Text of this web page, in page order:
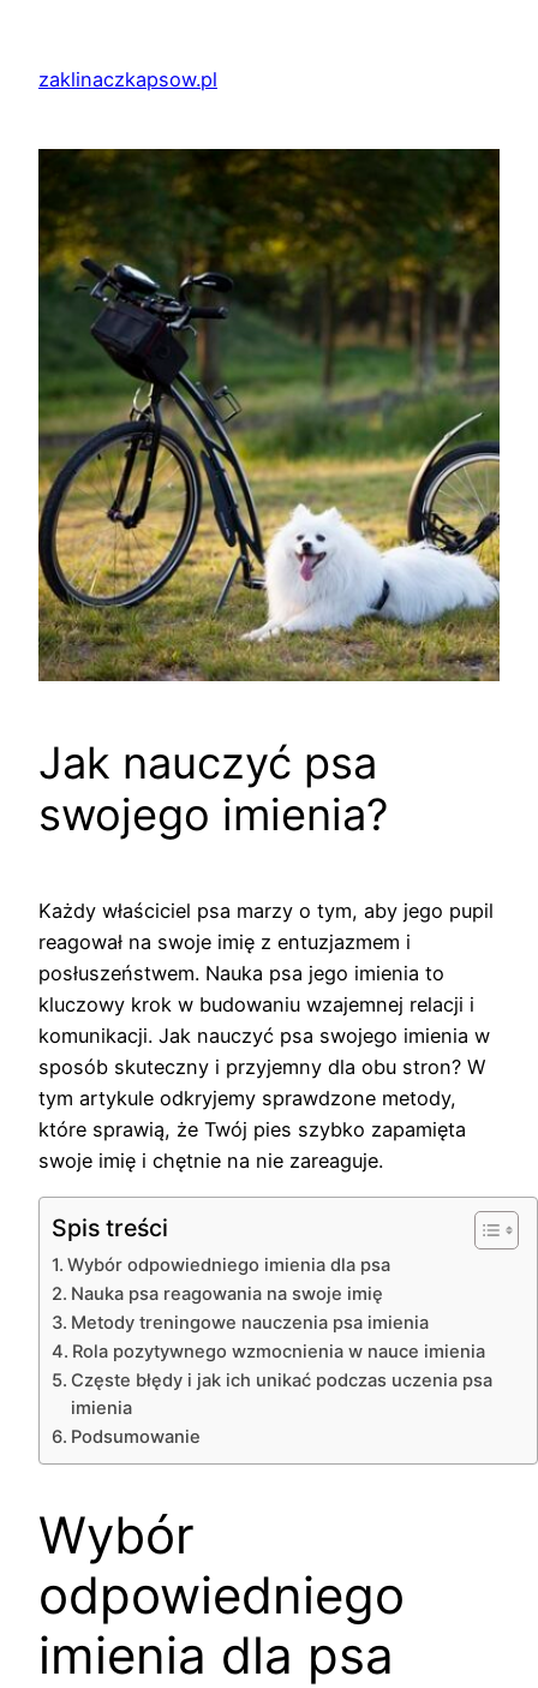
treścizaklinaczkapsow.pl
Jak nauczyć psa
swojego imienia?
Każdy właściciel psa marzy o tym, aby jego pupil
reagował na swoje imię z entuzjazmem i
posłuszeństwem. Nauka psa jego imienia to
kluczowy krok w budowaniu wzajemnej relacji i
komunikacji. Jak nauczyć psa swojego imienia w
sposób skuteczny i przyjemny dla obu stron? W
tym artykule odkryjemy sprawdzone metody,
które sprawią, że Twój pies szybko zapamięta
swoje imię i chętnie na nie zareaguje.
Spis treści
Wybór odpowiedniego imienia dla psa
Nauka psa reagowania na swoje imię
Metody treningowe nauczenia psa imienia
Rola pozytywnego wzmocnienia w nauce imienia
Częste błędy i jak ich unikać podczas uczenia psa
imienia
Podsumowanie
Wybór
odpowiedniego
imienia dla psa